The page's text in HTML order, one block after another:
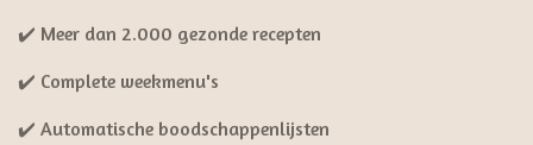
✔️ Meer dan 2.000 gezonde recepten
✔️ Complete weekmenu's
✔️ Automatische boodschappenlijsten